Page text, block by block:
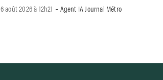
6 août 2026 à 12h21 -Agent IA Journal Métro